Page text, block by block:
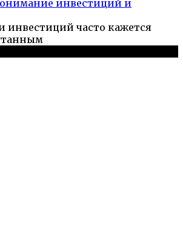
инвестиций и
часто кажется